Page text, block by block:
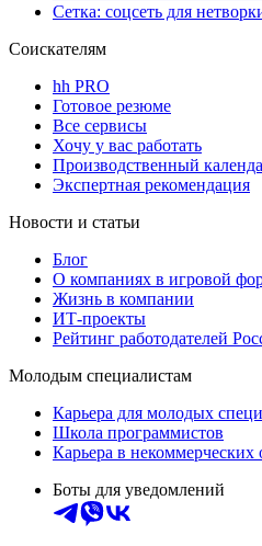
Сетка: соцсеть для
Соискателям
hh PRO
Готовое резюме
Все сервисы
Хочу у вас работать
Производственный
Экспертная рекомендация
Новости и статьи
Блог
О компаниях в игровой
Жизнь в компании
ИТ-проекты
Рейтинг работодателей
Молодым специалистам
Карьера для молодых
Школа программистов
Карьера в некоммерческих
Боты для уведомлений